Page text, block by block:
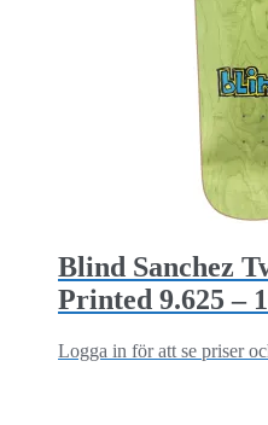
Blind Sanchez
Printed 9.625 –
Logga in för att se priser